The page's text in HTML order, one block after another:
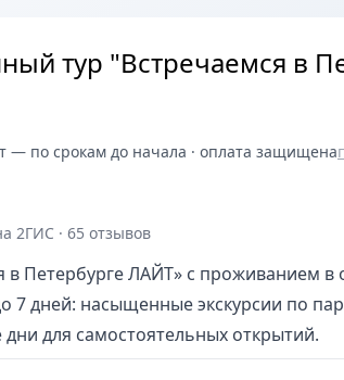
тур "Встречаемся в
— по срокам до начала · оплата защищена
2ГИС · 65 отзывов
в Петербурге ЛАЙТ» с проживанием
7 дней: насыщенные экскурсии по
для самостоятельных открытий.